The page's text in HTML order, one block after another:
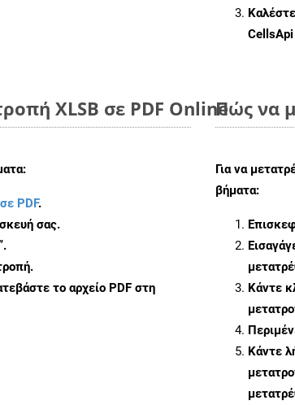
CellsApi
XLSB σε PDF Online
PDF.
σας.
.
το αρχείο PDF στη
Πώς να
Για να
βήματα:
Κάντε
Κάντε